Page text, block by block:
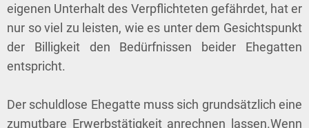
eigenen Unterhalt des Verpflichteten gefährdet, hat er
nur so viel zu leisten, wie es unter dem Gesichtspunkt
der Billigkeit den Bedürfnissen beider Ehegatten
entspricht.
Der schuldlose Ehegatte muss sich grundsätzlich eine
zumutbare Erwerbstätigkeit anrechnen lassen.Wenn